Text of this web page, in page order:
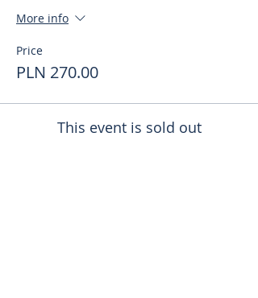
More info
Price
PLN 270.00
This event is sold out